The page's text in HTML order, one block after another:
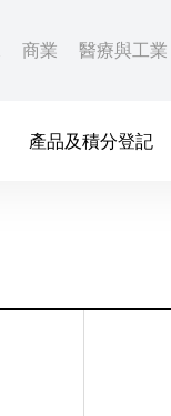
商業 醫療與工業
產品及積分登記